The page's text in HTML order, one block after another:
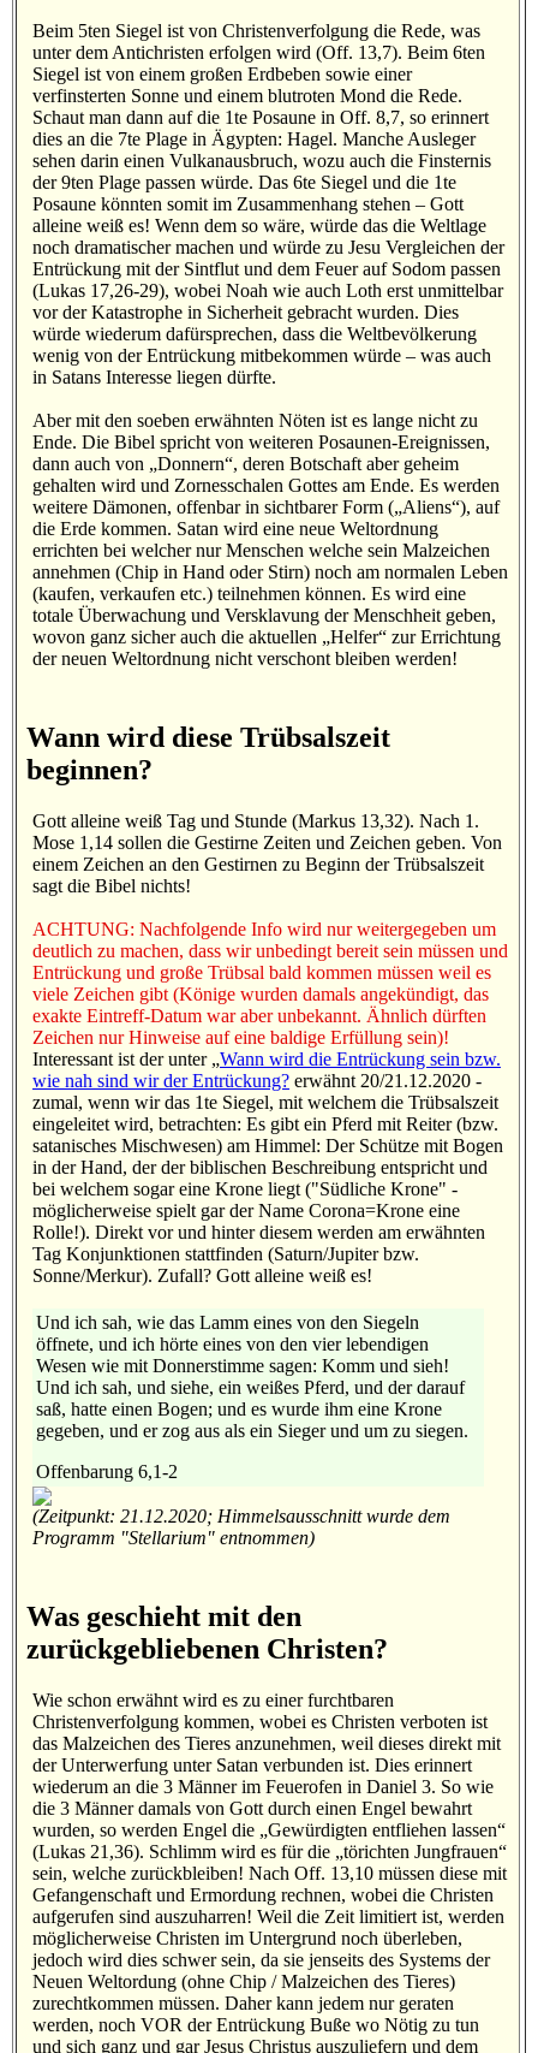
Beim 5ten Siegel ist von Christenverfolgung die Rede, was
unter dem Antichristen erfolgen wird (Off. 13,7). Beim 6ten
Siegel ist von einem großen Erdbeben sowie einer
verfinsterten Sonne und einem blutroten Mond die Rede.
Schaut man dann auf die 1te Posaune in Off. 8,7, so erinnert
dies an die 7te Plage in Ägypten: Hagel. Manche Ausleger
sehen darin einen Vulkanausbruch, wozu auch die Finsternis
der 9ten Plage passen würde. Das 6te Siegel und die 1te
Posaune könnten somit im Zusammenhang stehen – Gott
alleine weiß es! Wenn dem so wäre, würde das die Weltlage
noch dramatischer machen und würde zu Jesu Vergleichen der
Entrückung mit der Sintflut und dem Feuer auf Sodom passen
(Lukas 17,26-29), wobei Noah wie auch Loth erst unmittelbar
vor der Katastrophe in Sicherheit gebracht wurden. Dies
würde wiederum dafürsprechen, dass die Weltbevölkerung
wenig von der Entrückung mitbekommen würde – was auch
in Satans Interesse liegen dürfte.
Aber mit den soeben erwähnten Nöten ist es lange nicht zu
Ende. Die Bibel spricht von weiteren Posaunen-Ereignissen,
dann auch von „Donnern“, deren Botschaft aber geheim
gehalten wird und Zornesschalen Gottes am Ende. Es werden
weitere Dämonen, offenbar in sichtbarer Form („Aliens“), auf
die Erde kommen. Satan wird eine neue Weltordnung
errichten bei welcher nur Menschen welche sein Malzeichen
annehmen (Chip in Hand oder Stirn) noch am normalen Leben
(kaufen, verkaufen etc.) teilnehmen können. Es wird eine
totale Überwachung und Versklavung der Menschheit geben,
wovon ganz sicher auch die aktuellen „Helfer“ zur Errichtung
der neuen Weltordnung nicht verschont bleiben werden!
Wann wird diese Trübsalszeit
beginnen?
Gott alleine weiß Tag und Stunde (Markus 13,32). Nach 1.
Mose 1,14 sollen die Gestirne Zeiten und Zeichen geben. Von
einem Zeichen an den Gestirnen zu Beginn der Trübsalszeit
sagt die Bibel nichts!
ACHTUNG: Nachfolgende Info wird nur weitergegeben um
deutlich zu machen, dass wir unbedingt bereit sein müssen und
Entrückung und große Trübsal bald kommen müssen weil es
viele Zeichen gibt (Könige wurden damals angekündigt, das
exakte Eintreff-Datum war aber unbekannt. Ähnlich dürften
Zeichen nur Hinweise auf eine baldige Erfüllung sein)!
Interessant ist der unter „Wann wird die Entrückung sein bzw.
wie nah sind wir der Entrückung? erwähnt 20/21.12.2020 -
zumal, wenn wir das 1te Siegel, mit welchem die Trübsalszeit
eingeleitet wird, betrachten: Es gibt ein Pferd mit Reiter (bzw.
satanisches Mischwesen) am Himmel: Der Schütze mit Bogen
in der Hand, der der biblischen Beschreibung entspricht und
bei welchem sogar eine Krone liegt ("Südliche Krone" -
möglicherweise spielt gar der Name Corona=Krone eine
Rolle!). Direkt vor und hinter diesem werden am erwähnten
Tag Konjunktionen stattfinden (Saturn/Jupiter bzw.
Sonne/Merkur). Zufall? Gott alleine weiß es!
Und ich sah, wie das Lamm eines von den Siegeln
öffnete, und ich hörte eines von den vier lebendigen
Wesen wie mit Donnerstimme sagen: Komm und sieh!
Und ich sah, und siehe, ein weißes Pferd, und der darauf
saß, hatte einen Bogen; und es wurde ihm eine Krone
gegeben, und er zog aus als ein Sieger und um zu siegen.
Offenbarung 6,1-2
(Zeitpunkt: 21.12.2020; Himmelsausschnitt wurde dem
Programm "Stellarium" entnommen)
Was geschieht mit den
zurückgebliebenen Christen?
Wie schon erwähnt wird es zu einer furchtbaren
Christenverfolgung kommen, wobei es Christen verboten ist
das Malzeichen des Tieres anzunehmen, weil dieses direkt mit
der Unterwerfung unter Satan verbunden ist. Dies erinnert
wiederum an die 3 Männer im Feuerofen in Daniel 3. So wie
die 3 Männer damals von Gott durch einen Engel bewahrt
wurden, so werden Engel die „Gewürdigten entfliehen lassen“
(Lukas 21,36). Schlimm wird es für die „törichten Jungfrauen“
sein, welche zurückbleiben! Nach Off. 13,10 müssen diese mit
Gefangenschaft und Ermordung rechnen, wobei die Christen
aufgerufen sind auszuharren! Weil die Zeit limitiert ist, werden
möglicherweise Christen im Untergrund noch überleben,
jedoch wird dies schwer sein, da sie jenseits des Systems der
Neuen Weltordung (ohne Chip / Malzeichen des Tieres)
zurechtkommen müssen. Daher kann jedem nur geraten
werden, noch VOR der Entrückung Buße wo Nötig zu tun
und sich ganz und gar Jesus Christus auszuliefern und dem